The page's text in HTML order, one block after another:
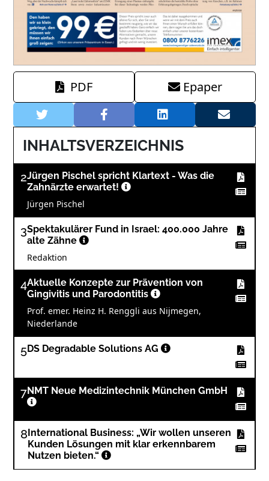
PDF Epaper
INHALTSVERZEICHNIS
2Jürgen Pischel spricht Klartext - Was die
Zahnärzte erwartet!
Jürgen Pischel
3Spektakulärer Fund in Israel: 400.000 Jahre
alte Zähne
Redaktion
4Aktuelle Konzepte zur Prävention von
Gingivitis und Parodontitis
Prof. emer. Heinz H. Renggli aus Nijmegen,
Niederlande
5DS Degradable Solutions AG
7NMT Neue Medizintechnik München GmbH
8 International Business: „Wir wollen unseren
Kunden Lösungen mit klar erkennbarem
Nutzen bieten.“
Jeannette Enders sprach mit Dr. Martin Rickert,